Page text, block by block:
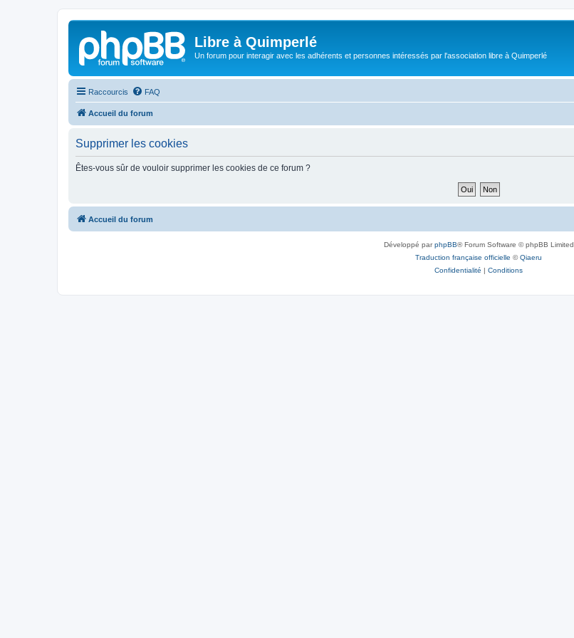
Libre à Quimperlé
Un forum pour interagir avec les adhérents et personnes intéressés par l'association libre à Quimperlé
Raccourcis FAQ
Accueil du forum
Supprimer les cookies
Êtes-vous sûr de vouloir supprimer les cookies de ce forum ?
Accueil du forum
Développé parphpBB® Forum Software © phpBB Limited
Traduction française officielle ©Qiaeru
Confidentialité | Conditions